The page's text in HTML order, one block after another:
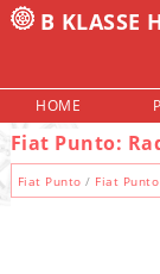
B KLASSE
HOME
Fiat Punto:
Fiat Punto / Fiat